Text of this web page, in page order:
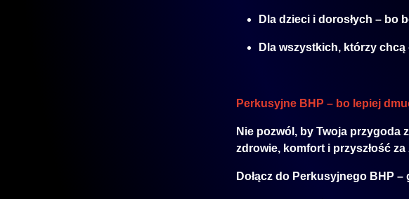
Dla dzieci i dorosłych – bo
Dla wszystkich, którzy
Perkusyjne BHP – bo lepiej
Nie pozwól, by Twoja przygoda
zdrowie, komfort i przyszłość za
Dołącz do Perkusyjnego BHP –